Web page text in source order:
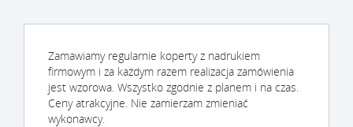
Zamawiamy regularnie koperty z nadrukiem
firmowym i za każdym razem realizacja zamówienia
jest wzorowa. Wszystko zgodnie z planem i na czas.
Ceny atrakcyjne. Nie zamierzam zmieniać
wykonawcy.